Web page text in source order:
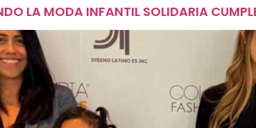
LA MODA INFANTIL SOLIDARIA